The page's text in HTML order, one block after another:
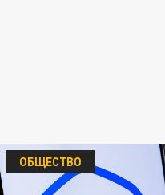
ОБЩЕСТВО